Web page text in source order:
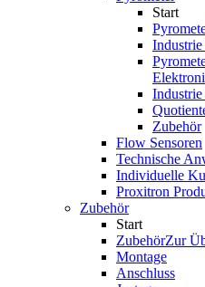
Start
Zubehör
Flow Sensoren
Technische
Individuelle
Proxitron
Zubehör
Start
ZubehörZur
Montage
Anschluss